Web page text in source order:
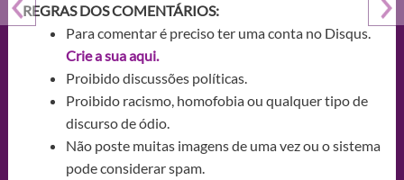
REGRAS DOS COMENTÁRIOS:
Para comentar é preciso ter uma conta no Disqus.
Crie a sua aqui.
Proibido discussões políticas.
Proibido racismo, homofobia ou qualquer tipo de
discurso de ódio.
Não poste muitas imagens de uma vez ou o sistema
pode considerar spam.